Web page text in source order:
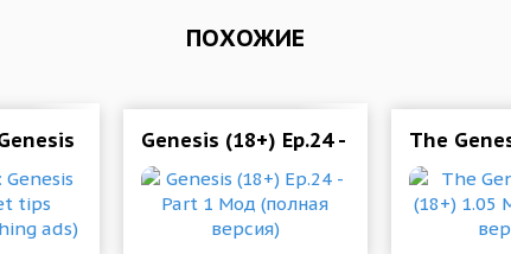
ПОХОЖИЕ
1.7 Mod (Get tips without watching ads)
Genesis (18+) Ep.24 - Part 1 Мод
The